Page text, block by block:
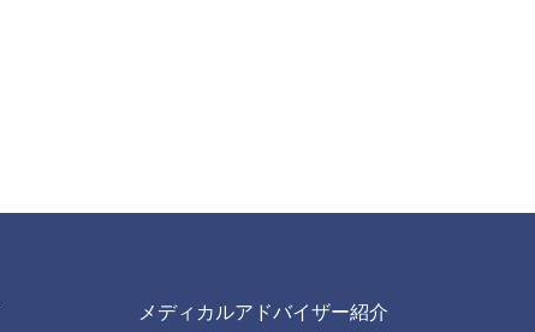
メディカルアドバイザー紹介